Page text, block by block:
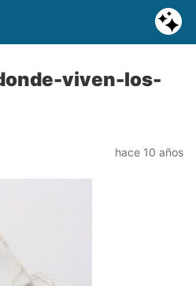
viven-los-
hace 10 años